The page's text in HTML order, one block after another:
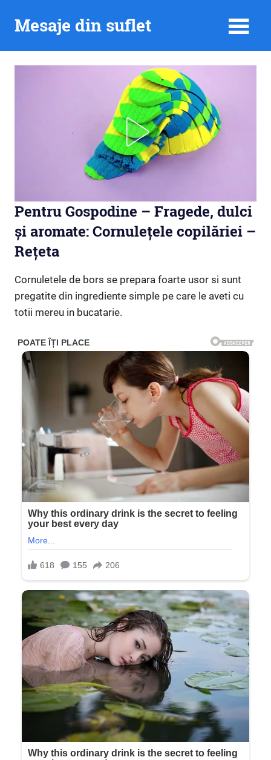
Mesaje din suflet
Pentru Gospodine – Fragede, dulci
și aromate: Cornulețele copilăriei –
Rețeta
Cornuletele de bors se prepara foarte usor si sunt
pregatite din ingrediente simple pe care le aveti cu
totii mereu in bucatarie.